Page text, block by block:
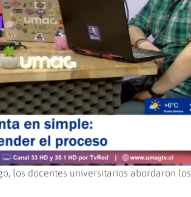
los docentes universitarios abordaron los